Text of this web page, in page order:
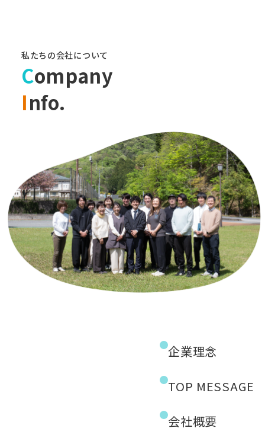
私たちの会社について
Company
Info.
企業理念
TOP MESSAGE
会社概要